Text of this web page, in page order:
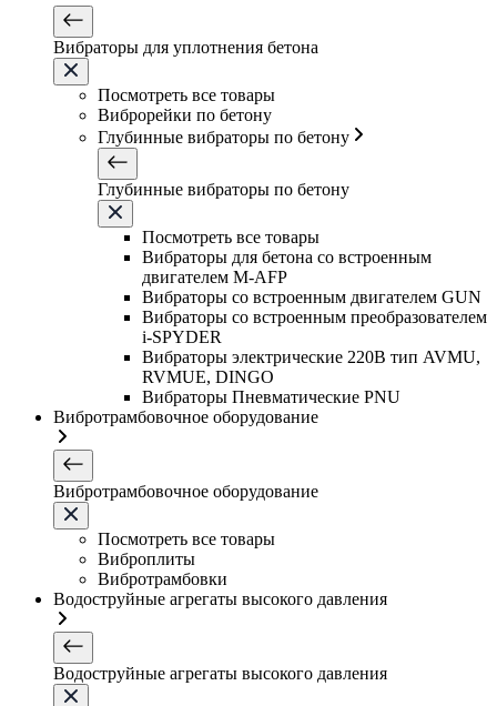
Вибраторы для уплотнения бетона
Посмотреть все товары
Виброрейки по бетону
Глубинные вибраторы по бетону
Глубинные вибраторы по бетону
Посмотреть все товары
Вибраторы для бетона со встроенным
двигателем M-AFP
Вибраторы со встроенным двигателем GUN
Вибраторы со встроенным преобразователем
i-SPYDER
Вибраторы электрические 220B тип AVMU,
RVMUE, DINGO
Вибраторы Пневматические PNU
Вибротрамбовочное оборудование
Вибротрамбовочное оборудование
Посмотреть все товары
Виброплиты
Вибротрамбовки
Водоструйные агрегаты высокого давления
Водоструйные агрегаты высокого давления